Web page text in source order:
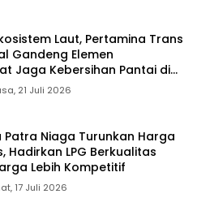
Laut, Pertamina Trans
Gandeng Elemen
Jaga Kebersihan Pantai di
21 Juli 2026
Patra Niaga Turunkan Harga
Hadirkan LPG Berkualitas
Lebih Kompetitif
17 Juli 2026